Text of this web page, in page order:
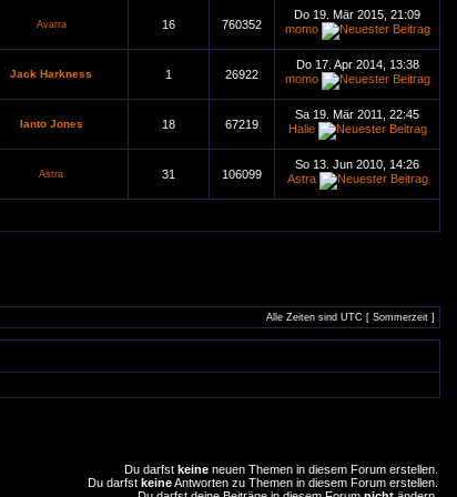
Avarra 16 760352
Do 19. Mär 2015, 21:09
momo
Jack Harkness 1 26922
Do 17. Apr 2014, 13:38
momo
Ianto Jones 18 67219
Sa 19. Mär 2011, 22:45
Halie
Astra 31 106099
So 13. Jun 2010, 14:26
Astra
Alle Zeiten sind UTC [ Sommerzeit ]
Du darfst keine neuen Themen in diesem Forum erstellen.
Du darfst keineAntworten zu Themen in diesem Forum erstellen.